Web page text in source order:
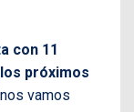
con 11
próximos
vamos